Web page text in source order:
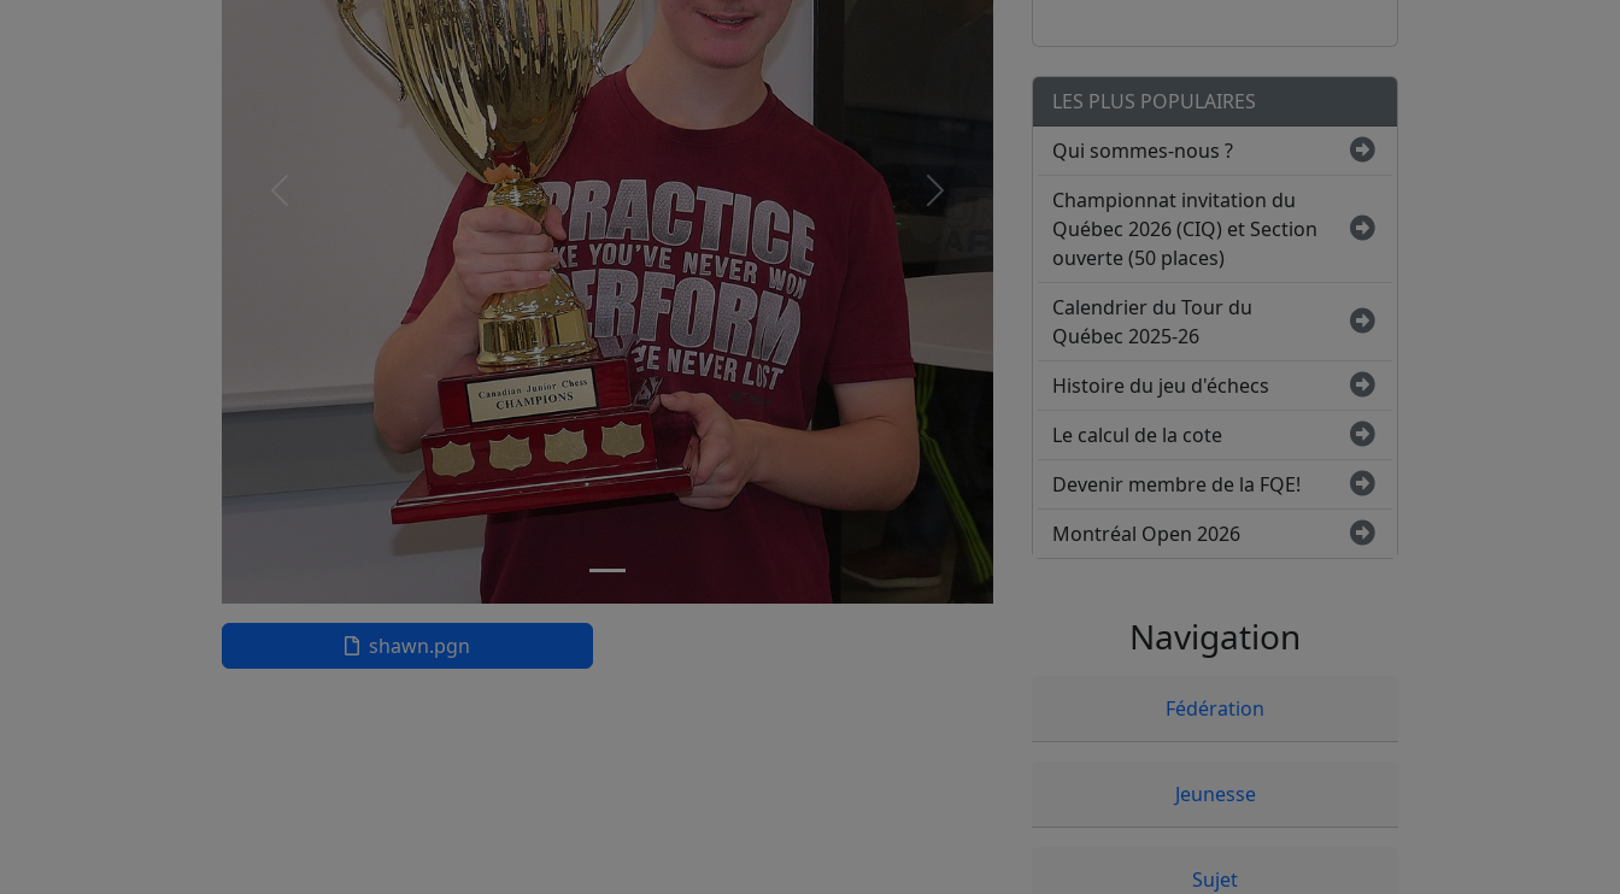
shawn.pgn
LES PLUS POPULAIRES
Qui sommes-nous ?
Championnat invitation du
Québec 2026 (CIQ) et Section
ouverte (50 places)
Calendrier du Tour du
Québec 2025-26
Histoire du jeu d'échecs
Le calcul de la cote
Devenir membre de la FQE!
Montréal Open 2026
Navigation
Fédération
Jeunesse
Sujet